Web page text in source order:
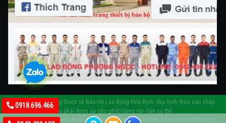
Bản quyền nội dung thuộc về Bảo Hộ Lao Động Hòa Bình. Mọi hình thức sao chép
đều phải được sự cho phép bằng văn bản cụ thể.
Copyright © 1991 - 2020 www.baoholaodonghoabinh.com.Thiết kế Web và vận hành bởi CÔNG NGHỆ
0918.696.466